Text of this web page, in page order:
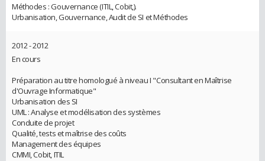
Méthodes : Gouvernance (ITIL, Cobit,).
Urbanisation, Gouvernance, Audit de SI et Méthodes
2012 - 2012
En cours
Préparation au titre homologué à niveau I "Consultant en Maîtrise
d'Ouvrage Informatique"
Urbanisation des SI
UML : Analyse et modélisation des systèmes
Conduite de projet
Qualité, tests et maîtrise des coûts
Management des équipes
CMMI, Cobit, ITIL